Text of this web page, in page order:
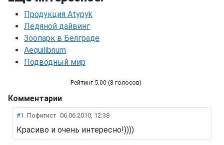
Продукция Atypyk
Ледяной дайвинг
Зоопарк в Белграде
Aequilibrium
Подводный мир
Рейтинг 5.00 (8 голосов)
Ceslovas Cesnakevicius
Комментарии
#1 Пофигист 06.06.2010, 12:38
Красиво и очень интересно!))))